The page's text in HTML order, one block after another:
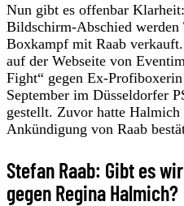
Nun gibt es offenbar
Bildschirm-Abschied werden
Boxkampf mit Raab
auf der Webseite von
Fight“ gegen Ex-
September im Düsseldorfer
gestellt. Zuvor hatte
Ankündigung von Raab
Stefan Raab: Gibt es
gegen Regina Halmich?